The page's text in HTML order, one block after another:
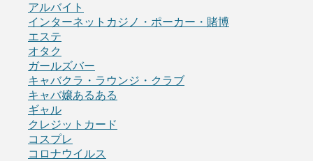
アルバイト
インターネットカジノ・ポーカー・賭博
エステ
オタク
ガールズバー
キャバクラ・ラウンジ・クラブ
キャバ嬢あるある
ギャル
クレジットカード
コスプレ
コロナウイルス